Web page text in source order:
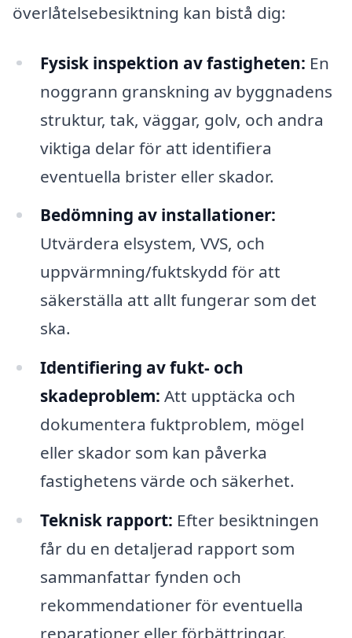
överlåtelsebesiktning kan bistå dig:
Fysisk inspektion av fastigheten: En
noggrann granskning av byggnadens
struktur, tak, väggar, golv, och andra
viktiga delar för att identifiera
eventuella brister eller skador.
Bedömning av installationer:
Utvärdera elsystem, VVS, och
uppvärmning/fuktskydd för att
säkerställa att allt fungerar som det
ska.
Identifiering av fukt- och
skadeproblem: Att upptäcka och
dokumentera fuktproblem, mögel
eller skador som kan påverka
fastighetens värde och säkerhet.
Teknisk rapport: Efter besiktningen
får du en detaljerad rapport som
sammanfattar fynden och
rekommendationer för eventuella
reparationer eller förbättringar.